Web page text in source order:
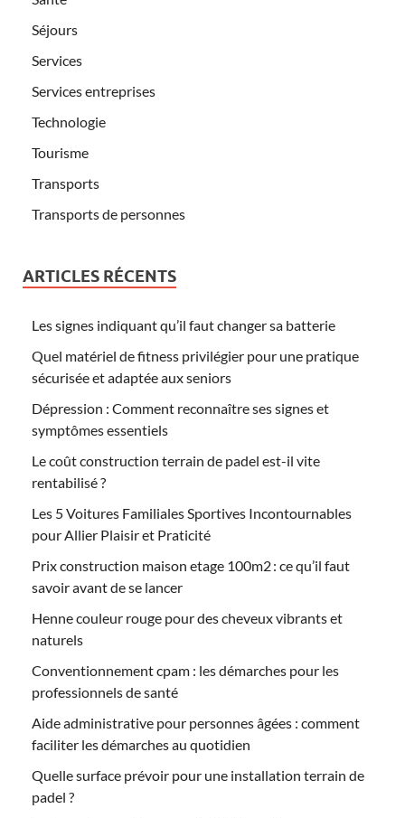
Séjours
Services
Services entreprises
Technologie
Tourisme
Transports
Transports de personnes
ARTICLES RÉCENTS
Les signes indiquant qu’il faut changer sa batterie
Quel matériel de fitness privilégier pour une pratique
sécurisée et adaptée aux seniors
Dépression : Comment reconnaître ses signes et
symptômes essentiels
Le coût construction terrain de padel est-il vite
rentabilisé ?
Les 5 Voitures Familiales Sportives Incontournables
pour Allier Plaisir et Praticité
Prix construction maison etage 100m2 : ce qu’il faut
savoir avant de se lancer
Henne couleur rouge pour des cheveux vibrants et
naturels
Conventionnement cpam : les démarches pour les
professionnels de santé
Aide administrative pour personnes âgées : comment
faciliter les démarches au quotidien
Quelle surface prévoir pour une installation terrain de
padel ?